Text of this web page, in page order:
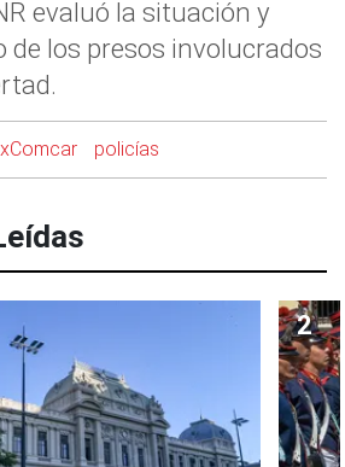
evaluó la situación y
de los presos involucrados
policías